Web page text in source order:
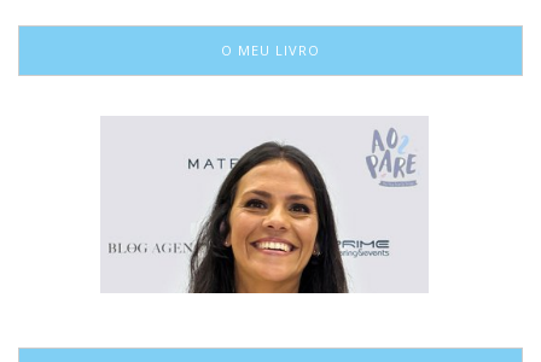
O MEU LIVRO